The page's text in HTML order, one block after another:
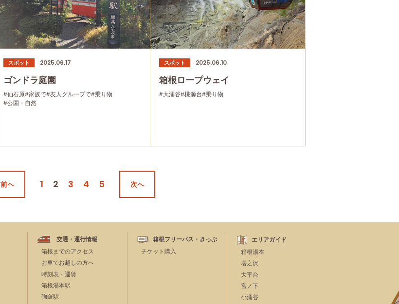
スポット 2025.06.17
ゴンドラ庭園
#仙石原#家族で#友人グループで#乗り物
#公園・自然
スポット 2025.06.10
箱根ロープウェイ
#大涌谷#桃源台#乗り物
前へ 1 2 3 4 5 次へ
交通・運行情報
箱根までのアクセス
お車でお越しの方へ
時刻表・運賃
箱根湯本駅
強羅駅
箱根フリーパス・きっぷ
チケット購入
エリアガイド
箱根湯本
塔之沢
大平台
宮ノ下
小涌谷